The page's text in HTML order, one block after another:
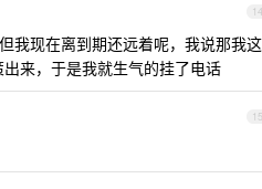
14
我现在离到期还远着呢，我说那我这
来，于是我就生气的挂了电话
15